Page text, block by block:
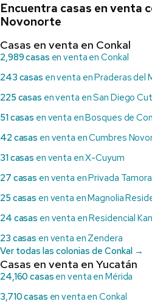
Encuentra casas en venta
Novonorte
Casas en venta en Conkal
2,989 casas en venta en Conkal
243 casas en venta en Praderas del
225 casas en venta en San Diego
51 casas en venta en Bosques de
42 casas en venta en Cumbres
31 casas en venta en X-Cuyum
27 casas en venta en Privada Tamora
25 casas en venta en Magnolia
24 casas en venta en Residencial
23 casas en venta en Zendera
Ver todas las colonias de Conkal →
Casas en venta en Yucatán
24,160 casas en venta en Mérida
3,710 casas en venta en Conkal